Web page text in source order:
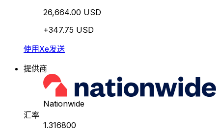
26,664.00 USD
+347.75 USD
使用Xe发送
提供商
Nationwide
汇率
1.316800